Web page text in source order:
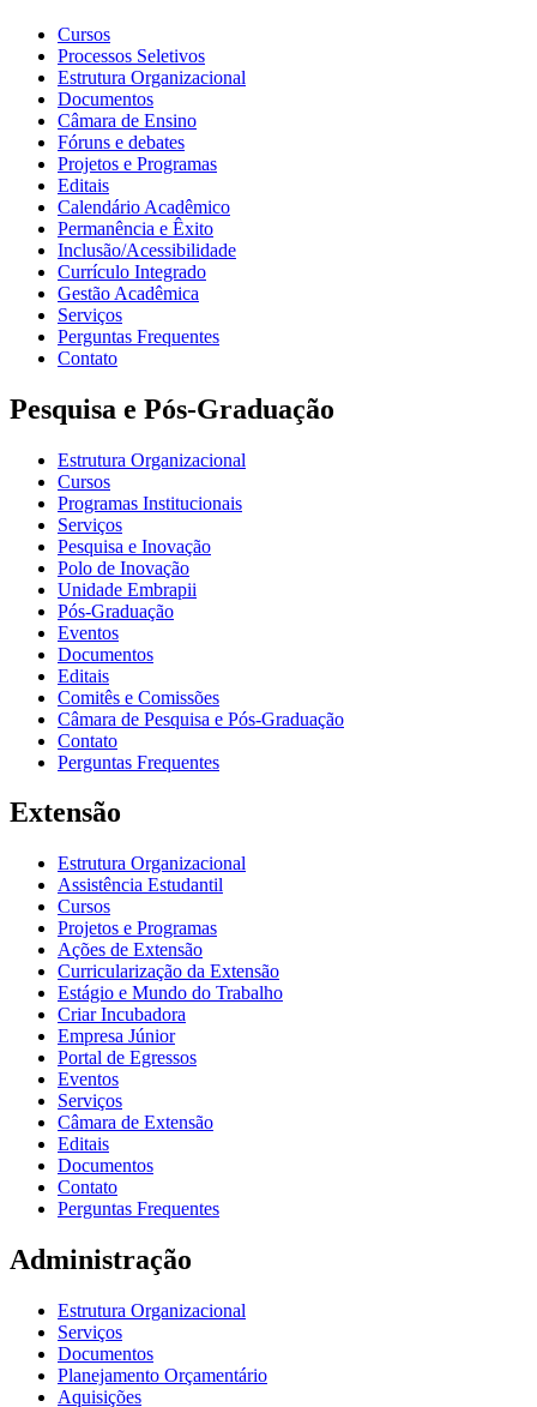
Cursos
Processos Seletivos
Estrutura Organizacional
Documentos
Câmara de Ensino
Fóruns e debates
Projetos e Programas
Editais
Calendário Acadêmico
Permanência e Êxito
Inclusão/Acessibilidade
Currículo Integrado
Gestão Acadêmica
Serviços
Perguntas Frequentes
Contato
Pesquisa e Pós-Graduação
Estrutura Organizacional
Cursos
Programas Institucionais
Serviços
Pesquisa e Inovação
Polo de Inovação
Unidade Embrapii
Pós-Graduação
Eventos
Documentos
Editais
Comitês e Comissões
Câmara de Pesquisa e Pós-Graduação
Contato
Perguntas Frequentes
Extensão
Estrutura Organizacional
Assistência Estudantil
Cursos
Projetos e Programas
Ações de Extensão
Curricularização da Extensão
Estágio e Mundo do Trabalho
Criar Incubadora
Empresa Júnior
Portal de Egressos
Eventos
Serviços
Câmara de Extensão
Editais
Documentos
Contato
Perguntas Frequentes
Administração
Estrutura Organizacional
Serviços
Documentos
Planejamento Orçamentário
Aquisições